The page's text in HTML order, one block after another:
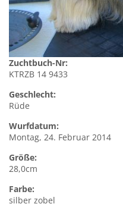
Zuchtbuch-Nr:
KTRZB 14 9433
Geschlecht:
Rüde
Wurfdatum:
Montag, 24. Februar 2014
Größe:
28,0cm
Farbe:
silber zobel